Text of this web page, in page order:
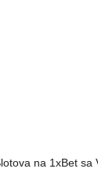
na 1xBet sa